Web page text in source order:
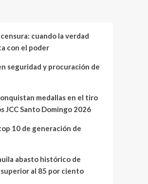
cuando la verdad
con el poder
seguridad y procuración de
medallas en el tiro
JCC Santo Domingo 2026
10 de generación de
abasto histórico de
al 85 por ciento